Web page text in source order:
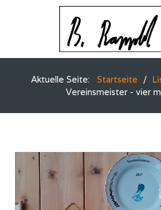
Aktuelle Seite: Startseite
Vereinsmeister - vier